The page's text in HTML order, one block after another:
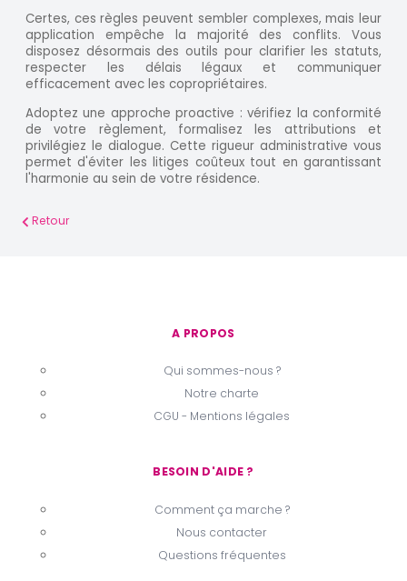
Certes, ces règles peuvent sembler complexes, mais leur
application empêche la majorité des conflits. Vous
disposez désormais des outils pour clarifier les statuts,
respecter les délais légaux et communiquer
efficacement avec les copropriétaires.
Adoptez une approche proactive : vérifiez la conformité
de votre règlement, formalisez les attributions et
privilégiez le dialogue. Cette rigueur administrative vous
permet d'éviter les litiges coûteux tout en garantissant
l'harmonie au sein de votre résidence.
Retour
A PROPOS
Qui sommes-nous ?
Notre charte
CGU - Mentions légales
BESOIN D'AIDE ?
Comment ça marche ?
Nous contacter
Questions fréquentes